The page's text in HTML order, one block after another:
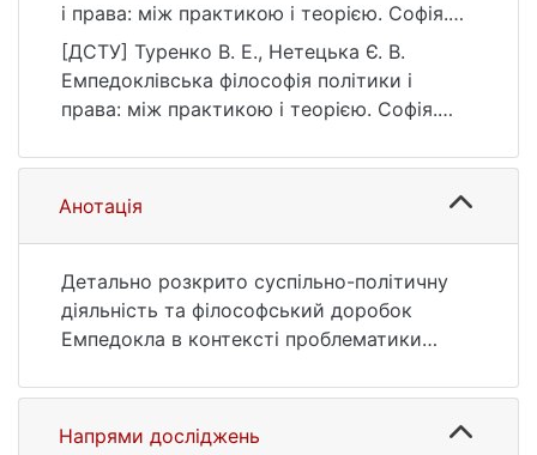
і права: між практикою і теорією. Софія.
Гуманітарно-релігієзнавчий вісник, (2(22)),
82–85.
https://doi.org/10.17721/sophia.2023.22.16
[ДСТУ] Туренко В. Е., Нетецька Є. В.
Емпедоклівська філософія політики і
права: між практикою і теорією. Софія.
№ 2(22). С. 82—85. DOI:
10.17721/sophia.2023.22.16 (дата звернення:
25.07.2026).
Анотація
Детально розкрито суспільно-політичну
діяльність та філософський доробок
Емпедокла в контексті проблематики
Доведено, що політико-філософські
переконання Емпедокла були пов'язані з
Напрями досліджень